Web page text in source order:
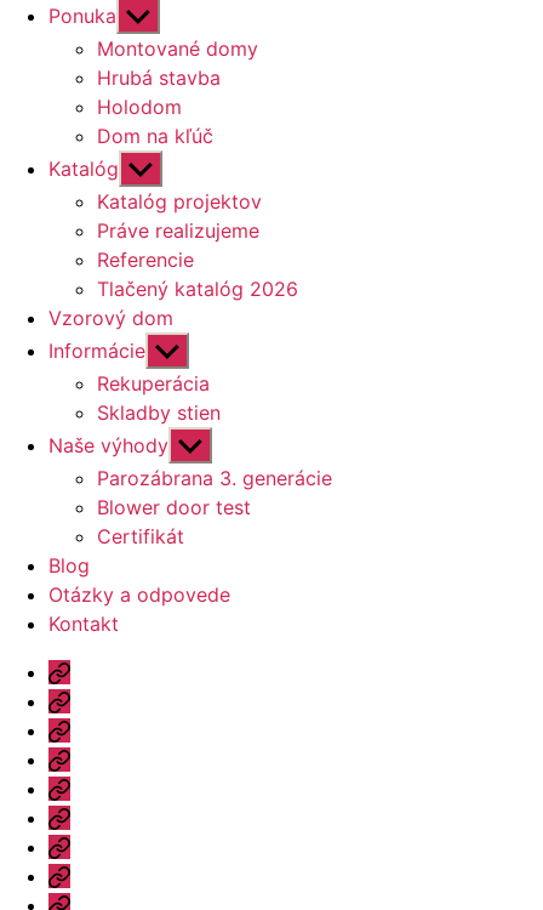
Ponuka Zobraziť
druhú
úroveň
navigácie
Montované domy
Hrubá stavba
Holodom
Dom na kľúč
Katalóg Zobraziť
druhú
úroveň
navigácie
Katalóg projektov
Práve realizujeme
Referencie
Tlačený katalóg 2026
Vzorový dom
Informácie Zobraziť
druhú
úroveň
navigácie
Rekuperácia
Skladby stien
Naše výhody Zobraziť
druhú
úroveň
navigácie
Parozábrana 3. generácie
Blower door test
Certifikát
Blog
Otázky a odpovede
Kontakt
Úvod
Ponuka
Katalóg
Vzorový
dom
Informácie
Naše
výhody
Blog
Otázky
a
Kontakt